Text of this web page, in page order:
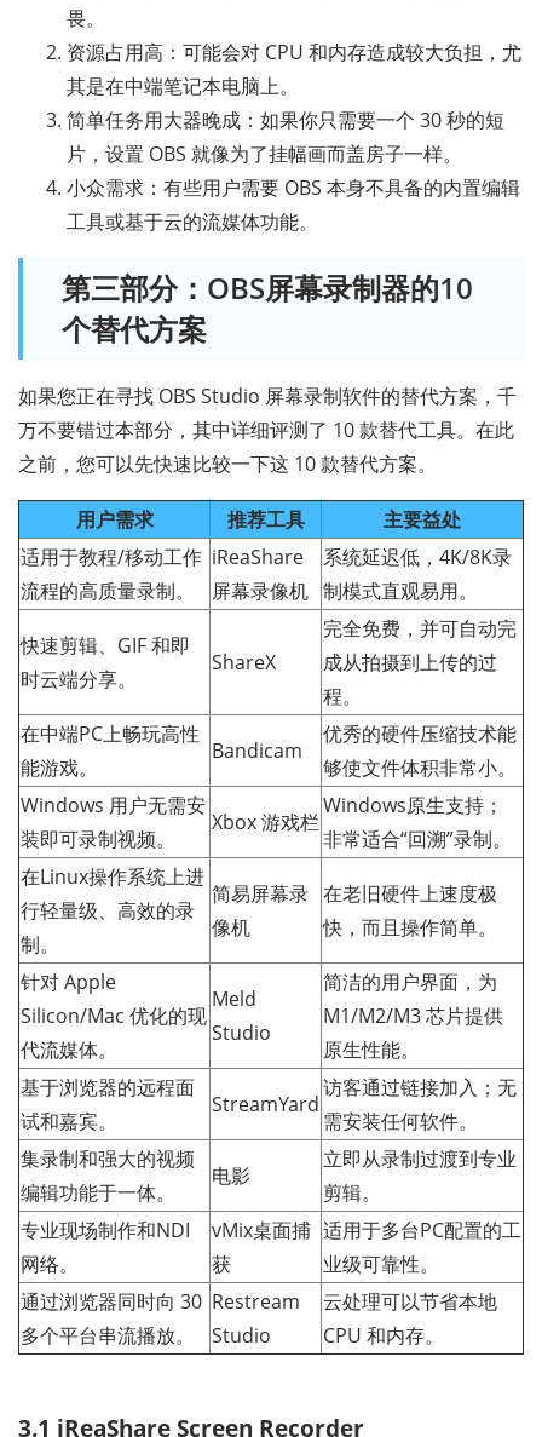
畏。
资源占用高：可能会对 CPU 和内存造成较大负担，尤
其是在中端笔记本电脑上。
简单任务用大器晚成：如果你只需要一个 30 秒的短
片，设置 OBS 就像为了挂幅画而盖房子一样。
小众需求：有些用户需要 OBS 本身不具备的内置编辑
工具或基于云的流媒体功能。
第三部分：OBS屏幕录制器的10
个替代方案
如果您正在寻找 OBS Studio 屏幕录制软件的替代方案，千
万不要错过本部分，其中详细评测了 10 款替代工具。在此
之前，您可以先快速比较一下这 10 款替代方案。
用户需求 推荐工具
主要益处
适用于教程/移动工作
流程的高质量录制。
iReaShare
屏幕录像机
系统延迟低，4K/8K录
制模式直观易用。
快速剪辑、GIF 和即
时云端分享。
ShareX
完全免费，并可自动完
成从拍摄到上传的过
程。
在中端PC上畅玩高性
能游戏。
Bandicam
优秀的硬件压缩技术能
够使文件体积非常小。
Windows 用户无需安
装即可录制视频。
Xbox 游戏栏
Windows原生支持；
非常适合“回溯”录制。
在Linux操作系统上进
行轻量级、高效的录
制。
简易屏幕录
像机
在老旧硬件上速度极
快，而且操作简单。
针对 Apple
Silicon/Mac 优化的现
代流媒体。
Meld
Studio
简洁的用户界面，为
M1/M2/M3 芯片提供
原生性能。
基于浏览器的远程面
试和嘉宾。
StreamYard
访客通过链接加入；无
需安装任何软件。
集录制和强大的视频
编辑功能于一体。
电影
立即从录制过渡到专业
剪辑。
专业现场制作和NDI
网络。
vMix桌面捕
获
适用于多台PC配置的工
业级可靠性。
通过浏览器同时向 30
多个平台串流播放。
Restream
Studio
云处理可以节省本地
CPU 和内存。
3.1 iReaShare Screen Recorder